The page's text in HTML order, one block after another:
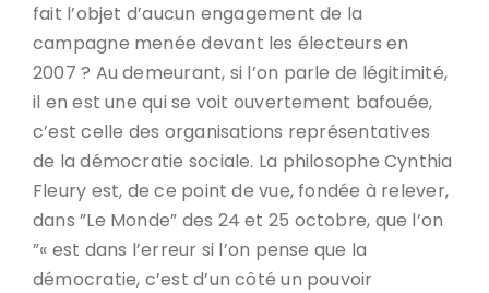
fait l’objet d’aucun engagement de la
campagne menée devant les électeurs en
2007 ? Au demeurant, si l’on parle de légitimité,
il en est une qui se voit ouvertement bafouée,
c’est celle des organisations représentatives
de la démocratie sociale. La philosophe Cynthia
Fleury est, de ce point de vue, fondée à relever,
dans ”Le Monde” des 24 et 25 octobre, que l’on
”« est dans l’erreur si l’on pense que la
démocratie, c’est d’un côté un pouvoir